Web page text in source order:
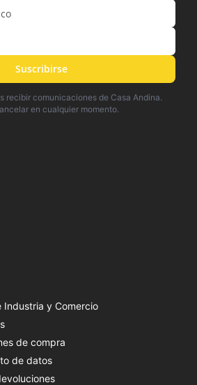
Suscribirse
recibir comunicaciones de Casa Andina.
en cualquier momento.
Industria y Comercio
de compra
de datos